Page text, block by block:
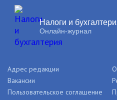
Налоги и
Онлайн-журнал
Адрес редакции
Вакансии
Пользовательское соглашение